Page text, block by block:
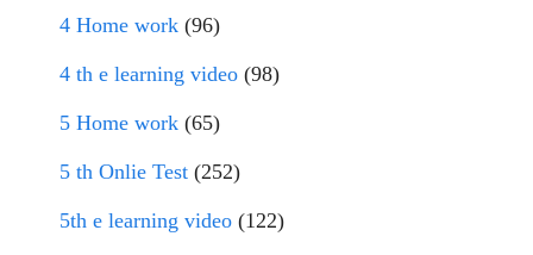
4 Home work (96)
4 th e learning video (98)
5 Home work (65)
5 th Onlie Test (252)
5th e learning video (122)